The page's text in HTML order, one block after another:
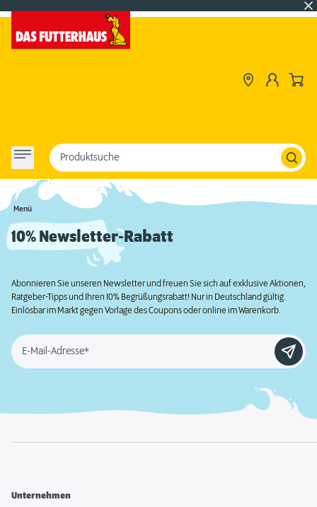
Menü
Produktsuche
10% Newsletter-Rabatt
Abonnieren Sie unseren Newsletter und freuen Sie sich auf exklusive Aktionen,
Ratgeber-Tipps und Ihren 10% Begrüßungsrabatt! Nur in Deutschland gültig.
Einlösbar im Markt gegen Vorlage des Coupons oder online im Warenkorb.
E-Mail-Adresse*
Unternehmen